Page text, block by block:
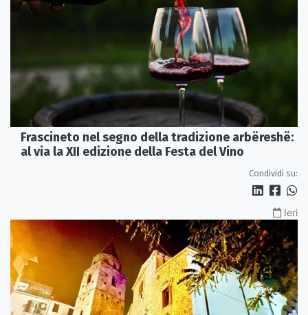
Frascineto nel segno della tradizione arbëreshë:
al via la XII edizione della Festa del Vino
Condividi su:
Ieri